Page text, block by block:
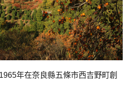
年在奈良縣五條市西吉野町創